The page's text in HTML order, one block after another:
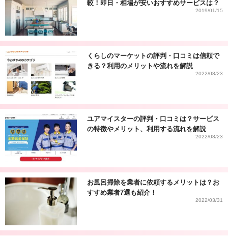
較！即日・相場が安いおすすめサービスは？
2019/01/15
くらしのマーケットの評判・口コミは信頼で
きる？利用のメリットや流れを解説
2022/08/23
ユアマイスターの評判・口コミは？サービス
の特徴やメリット、利用する流れを解説
2022/08/23
お風呂掃除を業者に依頼するメリットは？お
すすめ業者7選も紹介！
2022/03/31